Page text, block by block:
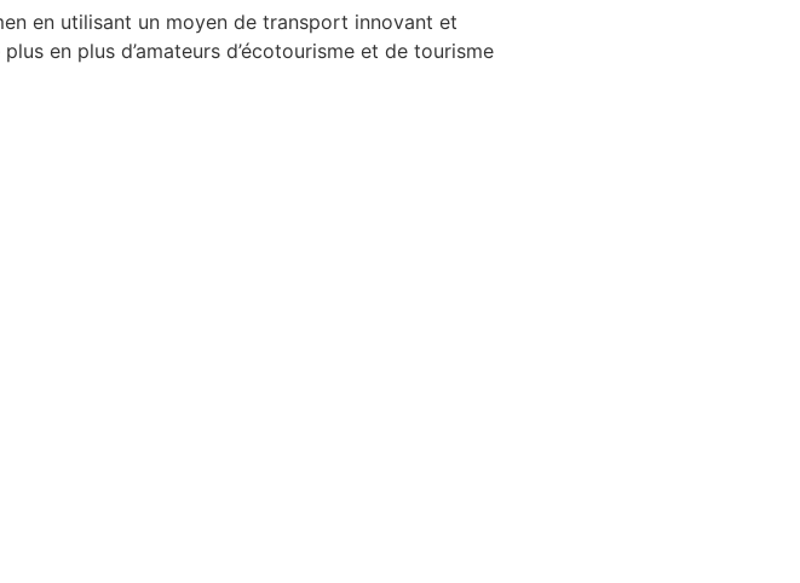
en utilisant un moyen de transport innovant et
en plus d’amateurs d’écotourisme et de tourisme